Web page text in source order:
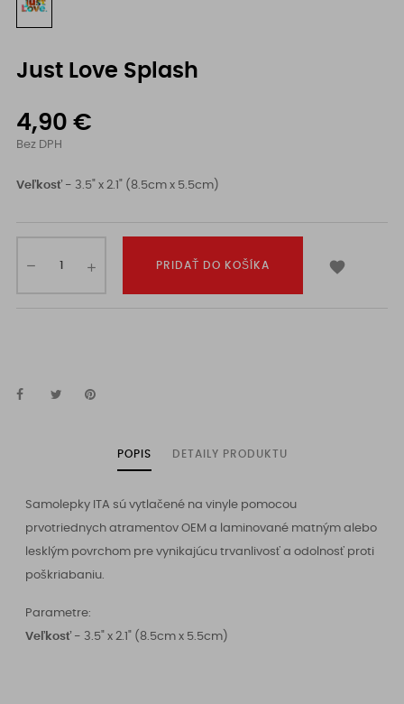
Just Love Splash
4,90 €
Bez DPH
Veľkosť - 3.5" x 2.1" (8.5cm x 5.5cm)
PRIDAŤ DO KOŠÍKA 
POPIS DETAILY PRODUKTU
Samolepky ITA sú vytlačené na vinyle pomocou
prvotriednych atramentov OEM a laminované matným alebo
lesklým povrchom pre vynikajúcu trvanlivosť a odolnosť proti
poškriabaniu.
Parametre:
Veľkosť - 3.5" x 2.1" (8.5cm x 5.5cm)